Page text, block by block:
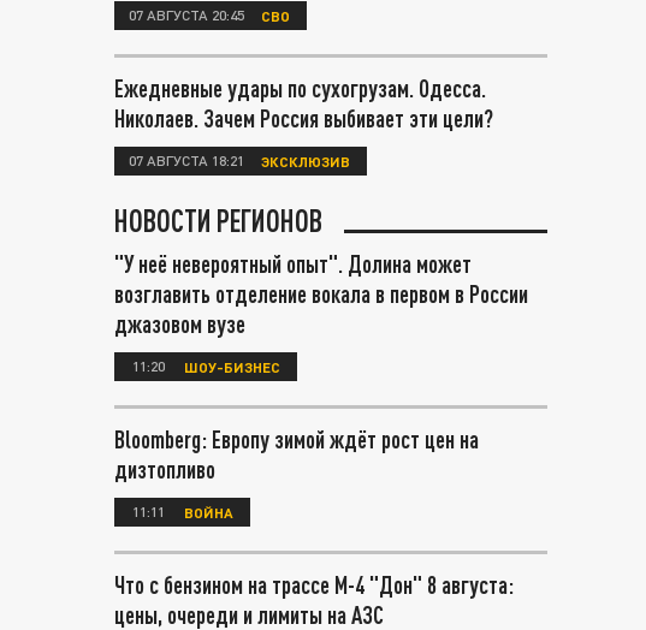
07 АВГУСТА 20:45 СВО
Ежедневные удары по сухогрузам. Одесса.
Николаев. Зачем Россия выбивает эти цели?
07 АВГУСТА 18:21 ЭКСКЛЮЗИВ
НОВОСТИ РЕГИОНОВ
"У неё невероятный опыт". Долина может
возглавить отделение вокала в первом в России
джазовом вузе
11:20 ШОУ-БИЗНЕС
Bloomberg: Европу зимой ждёт рост цен на
дизтопливо
11:11 ВОЙНА
Что с бензином на трассе М-4 "Дон" 8 августа:
цены, очереди и лимиты на АЗС